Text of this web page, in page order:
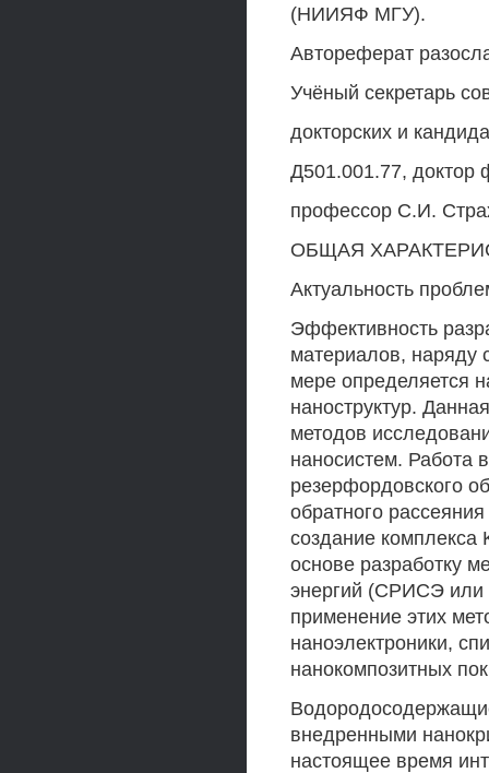
(НИИЯФ МГУ).
Автореферат
Учёный секретарь
докторских и
Д501.001.77, доктор
профессор С.И.
ОБЩАЯ
Актуальность
Эффективность
материалов, наряду
мере определяется
наноструктур.
методов
наносистем. Работа
резерфордовского
обратного
создание комплекса
основе разработку
энергий (СРИСЭ или
применение этих
наноэлектроники,
нанокомпозитных
внедренными
настоящее время